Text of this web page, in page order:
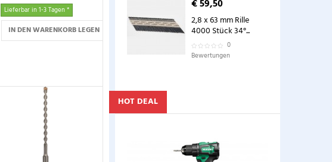
Lieferbar in 1-3 Tagen *
IN DEN WARENKORB LEGEN
€ 59,50
2,8 x 63 mm Rille
4000 Stück 34°...
0
Bewertungen
HOT DEAL